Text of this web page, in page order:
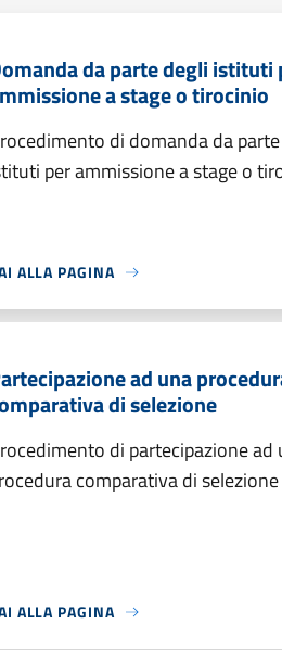
da parte degli istituti
a stage o tirocinio
di domanda da
per ammissione a stage o
ALLA PAGINA
ad una
di selezione
di partecipazione ad
comparativa di selezione
ALLA PAGINA